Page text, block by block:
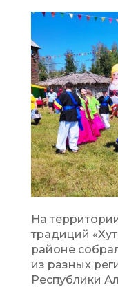
На
традиций
районе
из разных
Республики